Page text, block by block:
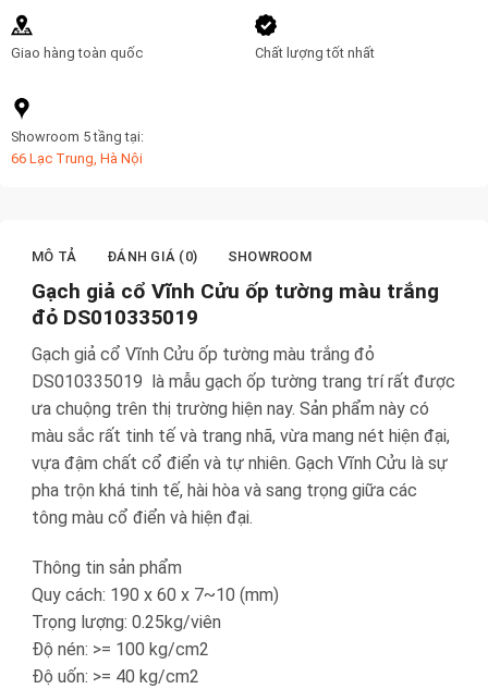
Giao hàng toàn quốc Chất lượng tốt nhất
Showroom 5 tầng tại:
66 Lạc Trung, Hà Nội
MÔ TẢ ĐÁNH GIÁ (0) SHOWROOM
Gạch giả cổ Vĩnh Cửu ốp tường màu trắng
đỏ DS010335019
Gạch giả cổ Vĩnh Cửu ốp tường màu trắng đỏ
DS010335019 là mẫu gạch ốp tường trang trí rất được
ưa chuộng trên thị trường hiện nay. Sản phẩm này có
màu sắc rất tinh tế và trang nhã, vừa mang nét hiện đại,
vựa đậm chất cổ điển và tự nhiên. Gạch Vĩnh Cửu là sự
pha trộn khá tinh tế, hài hòa và sang trọng giữa các
tông màu cổ điển và hiện đại.
Thông tin sản phẩm
Quy cách: 190 x 60 x 7~10 (mm)
Trọng lượng: 0.25kg/viên
Độ nén: >= 100 kg/cm2
Độ uốn: >= 40 kg/cm2